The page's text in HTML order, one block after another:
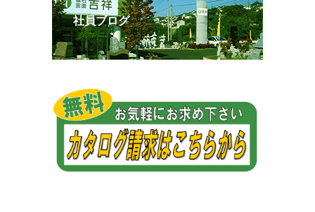
社員ブログ